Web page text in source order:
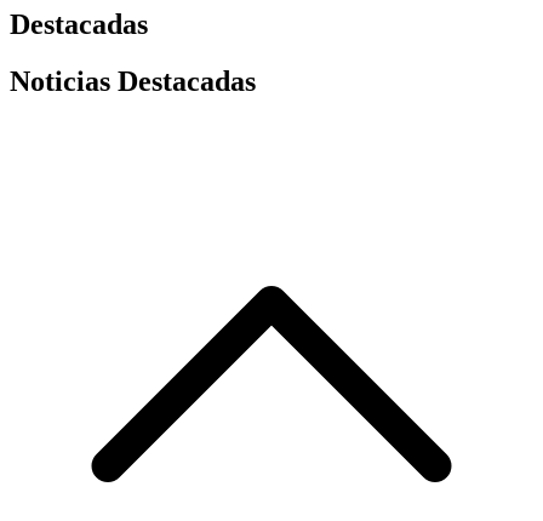
Destacadas
Noticias Destacadas